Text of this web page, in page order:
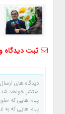
ثبت دیدگاه
دیدگاه های
منتشر خواهد شد.
پیام هایی که
پیام هایی که به